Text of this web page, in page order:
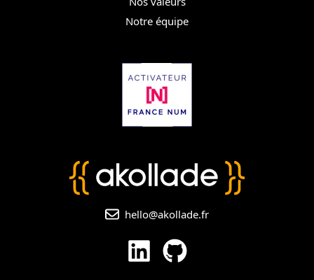
Notre équipe
hello@akollade.fr